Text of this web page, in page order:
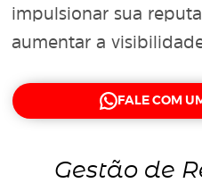
impulsionar sua
aumentar a
FALE COM
Gestão de